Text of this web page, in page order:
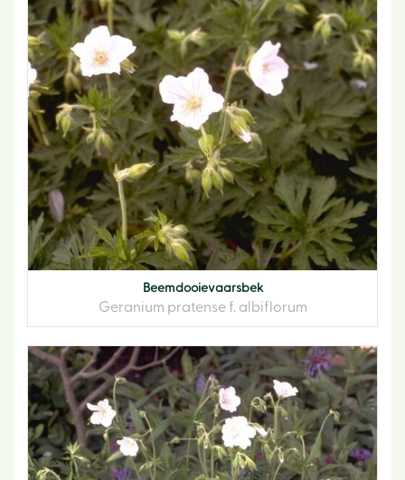
Beemdooievaarsbek
Geranium pratense f. albiflorum